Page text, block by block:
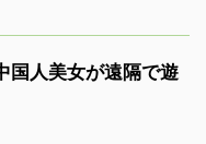
国人美女が遠隔で遊